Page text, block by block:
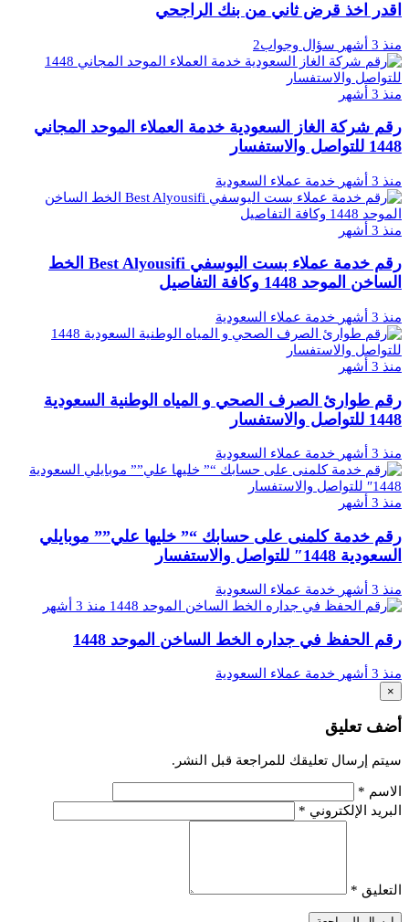
اقدر اخذ قرض ثاني من بنك الراجحي
منذ 3 أشهر سؤال وجواب2
منذ 3 أشهر
رقم شركة الغاز السعودية خدمة العملاء الموحد المجاني
1448 للتواصل والاستفسار
منذ 3 أشهر خدمة عملاء السعودية
منذ 3 أشهر
رقم خدمة عملاء بست اليوسفي Best Alyousifi الخط
الساخن الموحد 1448 وكافة التفاصيل
منذ 3 أشهر خدمة عملاء السعودية
منذ 3 أشهر
رقم طوارئ الصرف الصحي و المياه الوطنية السعودية
1448 للتواصل والاستفسار
منذ 3 أشهر خدمة عملاء السعودية
منذ 3 أشهر
رقم خدمة كلمنى على حسابك “” خليها علي”” موبايلي
السعودية 1448″ للتواصل والاستفسار
منذ 3 أشهر
خدمة عملاء السعودية
منذ 3 أشهر
رقم الحفظ في جداره الخط الساخن الموحد 1448
منذ 3 أشهر خدمة عملاء السعودية
×
أضف تعليق
سيتم إرسال تعليقك للمراجعة قبل النشر.
الاسم *
البريد الإلكتروني *
التعليق *